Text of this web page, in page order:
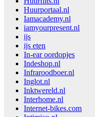
Huurportaal.nl
Iamacademy.nl
iamyourpresent.nl
ijs
ijs eten
In-ear oordopjes
Indeshop.nl
Infraroodboer.nl
Inglot.nl
Inktwereld.nl
Interhome.nl
Internet-bikes.com